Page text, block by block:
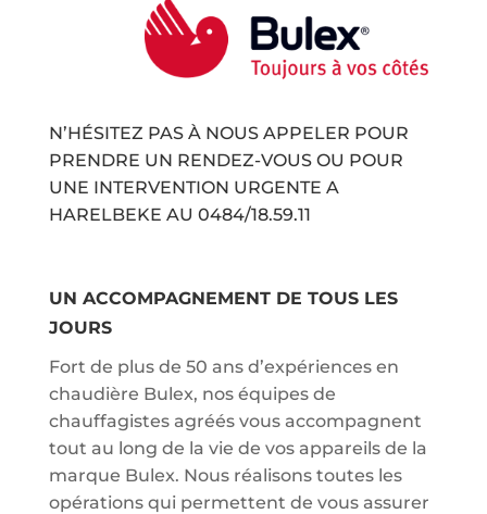
N’HÉSITEZ PAS À NOUS APPELER POUR
PRENDRE UN RENDEZ-VOUS OU POUR
UNE INTERVENTION URGENTE A
HARELBEKE AU 0484/18.59.11
UN ACCOMPAGNEMENT DE TOUS LES
JOURS
Fort de plus de 50 ans d’expériences en
chaudière Bulex, nos équipes de
chauffagistes agréés vous accompagnent
tout au long de la vie de vos appareils de la
marque Bulex. Nous réalisons toutes les
opérations qui permettent de vous assurer